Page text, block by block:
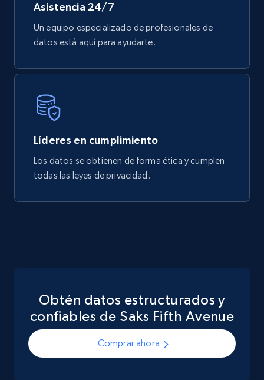
717+ 91+ Buy Now
Asistencia 24/7
Un equipo especializado de profesionales de
datos está aquí para ayudarte.
Líderes en cumplimiento
Los datos se obtienen de forma ética y cumplen
todas las leyes de privacidad.
Obtén datos estructurados y
confiables de Saks Fifth Avenue
Comprar ahora